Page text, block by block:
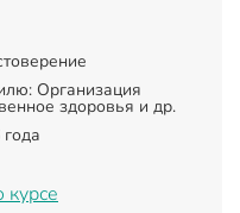
Организация
здоровья и др.